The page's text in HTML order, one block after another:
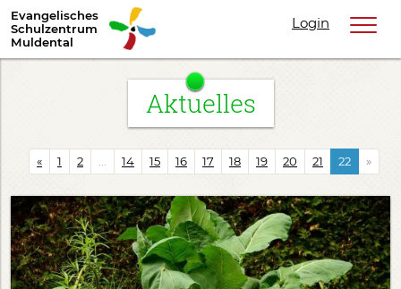
Evangelisches
Schulzentrum
Muldental
Login
Aktuelles
« 1 2 14 15 16 17 18 19 20 21 22 »